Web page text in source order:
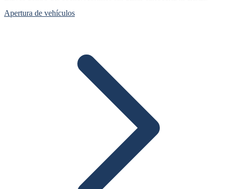
Apertura de vehículos